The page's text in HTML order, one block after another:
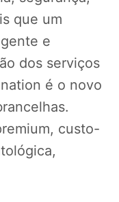
que um
e
dos serviços
é o novo
custo-